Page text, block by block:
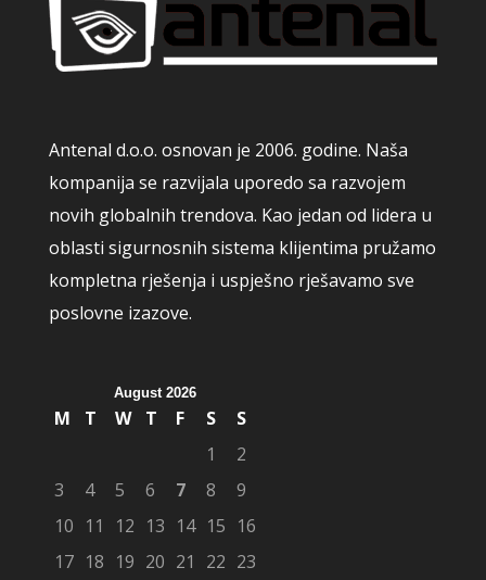
Antenal d.o.o. osnovan je 2006. godine. Naša
kompanija se razvijala uporedo sa razvojem
novih globalnih trendova. Kao jedan od lidera u
oblasti sigurnosnih sistema klijentima pružamo
kompletna rješenja i uspješno rješavamo sve
poslovne izazove.
August 2026
M T W T F S
S
1
2
3
4 5 6 7 8
9
10 11 12 13 14 15 16
17 18 19 20 21 22 23